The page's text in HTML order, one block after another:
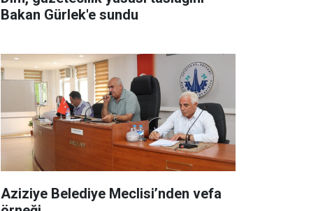
Bakan Gürlek'e sundu
Aziziye Belediye Meclisi’nden vefa